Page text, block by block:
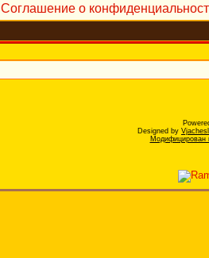
Соглашение о
Designed by
Модифицирован